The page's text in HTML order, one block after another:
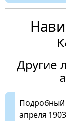
Другие
Подробный
апреля